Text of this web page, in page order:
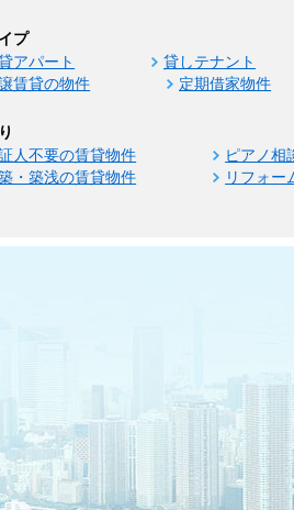
プ
アパート 貸しテナント
賃貸の物件
定期借家物件
人不要の賃貸物件 ピアノ相
・築浅の賃貸物件
リフォー